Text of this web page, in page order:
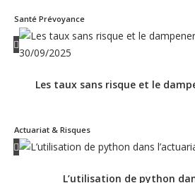
Santé Prévoyance
Les taux sans risque et le
Actuariat & Risques
L’utilisation de python